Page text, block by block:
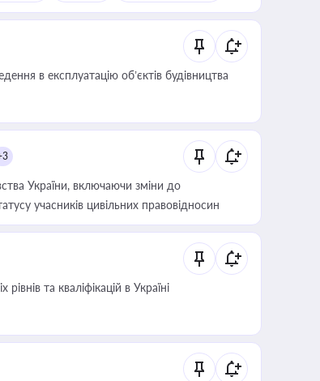
в експлуатацію об’єктів будівництва
України, включаючи зміни до
учасників цивільних правовідносин
та кваліфікацій в Україні